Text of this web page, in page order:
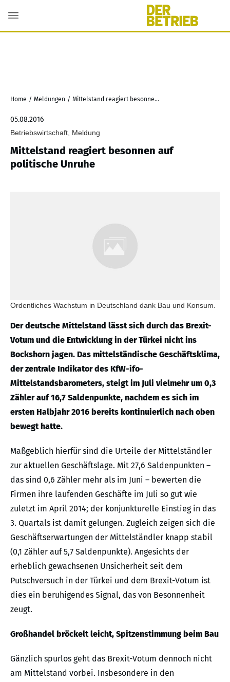
Home / Meldungen / Mittelstand reagiert besonnen auf politische Unruhe
05.08.2016
Betriebswirtschaft, Meldung
Mittelstand reagiert besonnen auf
politische Unruhe
Ordentliches Wachstum in Deutschland dank Bau und Konsum.
Der deutsche Mittelstand lässt sich durch das Brexit-
Votum und die Entwicklung in der Türkei nicht ins
Bockshorn jagen. Das mittelständische Geschäftsklima,
der zentrale Indikator des KfW-ifo-
Mittelstandsbarometers, steigt im Juli vielmehr um 0,3
Zähler auf 16,7 Saldenpunkte, nachdem es sich im
ersten Halbjahr 2016 bereits kontinuierlich nach oben
bewegt hatte.
Maßgeblich hierfür sind die Urteile der Mittelständler
zur aktuellen Geschäftslage. Mit 27,6 Saldenpunkten –
das sind 0,6 Zähler mehr als im Juni – bewerten die
Firmen ihre laufenden Geschäfte im Juli so gut wie
zuletzt im April 2014; der konjunkturelle Einstieg in das
3. Quartals ist damit gelungen. Zugleich zeigen sich die
Geschäftserwartungen der Mittelständler knapp stabil
(0,1 Zähler auf 5,7 Saldenpunkte). Angesichts der
erheblich gewachsenen Unsicherheit seit dem
Putschversuch in der Türkei und dem Brexit-Votum ist
dies ein beruhigendes Signal, das von Besonnenheit
zeugt.
Großhandel bröckelt leicht, Spitzenstimmung beim Bau
Gänzlich spurlos geht das Brexit-Votum dennoch nicht
am Mittelstand vorbei. Insbesondere in den